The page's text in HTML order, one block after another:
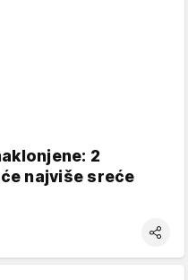
2
najviše sreće